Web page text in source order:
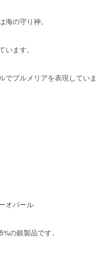
の守り神。
ます。
でプルメリアを表現していま
オパール
の銀製品です。